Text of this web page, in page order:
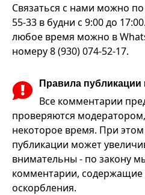
Связаться с нами можно
55-33 в будни с 9:00 до
любое время можно в
номеру 8 (930) 074-52-17.
Правила
Все комментарии
проверяются
некоторое время. При
публикации может
внимательны - по закону
комментарии, содержащие
оскорбления.